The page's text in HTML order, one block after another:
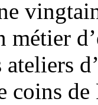
métier
ateliers
coins de